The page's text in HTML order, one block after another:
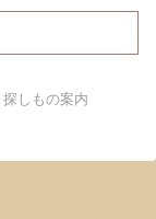
探しもの案内